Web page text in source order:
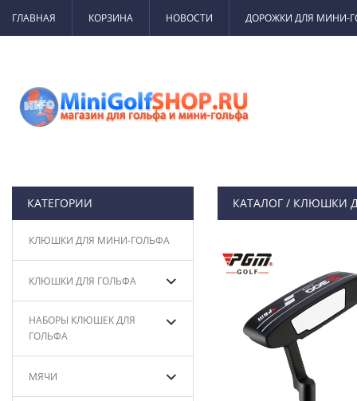
ГЛАВНАЯ КОРЗИНА НОВОСТИ ДОРОЖКИ ДЛЯ МИНИ-
КАТЕГОРИИ
КЛЮШКИ ДЛЯ МИНИ-ГОЛЬФА
КЛЮШКИ ДЛЯ ГОЛЬФА
НАБОРЫ КЛЮШЕК ДЛЯ
ГОЛЬФА
МЯЧИ
КАТАЛОГ/ КЛЮШКИ